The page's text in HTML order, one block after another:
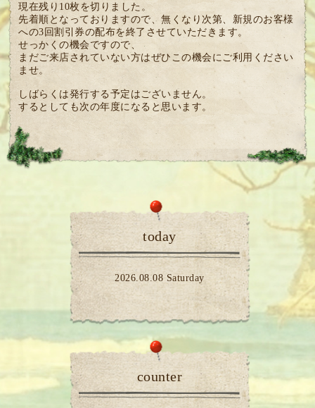
現在残り10枚を切りました。
先着順となっておりますので、無くなり次第、新規のお客様
への3回割引券の配布を終了させていただきます。
せっかくの機会ですので、
まだご来店されていない方はぜひこの機会にご利用ください
ませ。
しばらくは発行する予定はございません。
するとしても次の年度になると思います。
today
2026.08.08 Saturday
counter